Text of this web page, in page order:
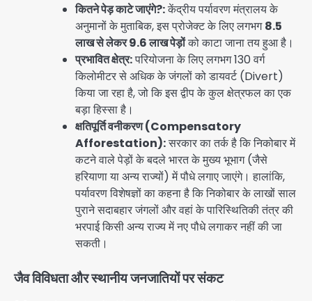
कितने पेड़ काटे जाएंगे?:केंद्रीय पर्यावरण मंत्रालय के
अनुमानों के मुताबिक, इस प्रोजेक्ट के लिए लगभग8.5
लाख से लेकर 9.6 लाख पेड़ोंको काटा जाना तय हुआ है।
प्रभावित क्षेत्र:परियोजना के लिए लगभग 130 वर्ग
किलोमीटर से अधिक के जंगलों को डायवर्ट (Divert)
किया जा रहा है, जो कि इस द्वीप के कुल क्षेत्रफल का एक
बड़ा हिस्सा है।
क्षतिपूर्ति वनीकरण (Compensatory
Afforestation):सरकार का तर्क है कि निकोबार में
कटने वाले पेड़ों के बदले भारत के मुख्य भूभाग (जैसे
हरियाणा या अन्य राज्यों) में पौधे लगाए जाएंगे। हालांकि,
पर्यावरण विशेषज्ञों का कहना है कि निकोबार के लाखों साल
पुराने सदाबहार जंगलों और वहां के पारिस्थितिकी तंत्र की
भरपाई किसी अन्य राज्य में नए पौधे लगाकर नहीं की जा
सकती।
जैव विविधता और स्थानीय जनजातियों पर संकट